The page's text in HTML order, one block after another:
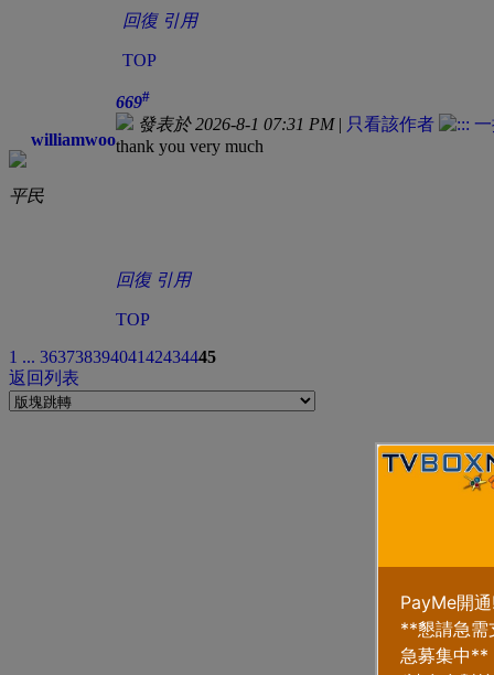
回復 引用
TOP
williamwoo
平民
669#
發表於 2026-8-1 07:31 PM| 只看該作者
thank you very much
回復 引用
TOP
1 ... 36373839404142434445
返回列表